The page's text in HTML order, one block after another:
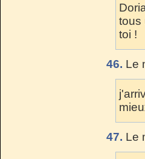
tous
toi !
46. Le
47. Le